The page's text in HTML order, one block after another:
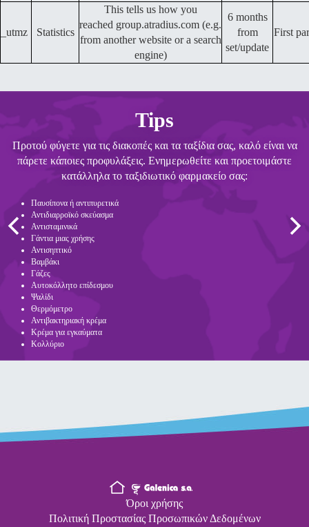
_utmz Statistics
This tells us how you
reached group.atradius.com (e.g.
from another website or a search
engine)
6 months
from
set/update
First
Tips
Προτού φύγετε για τις διακοπές και τα ταξίδια σας, καλό είναι να
πάρετε κάποιες προφυλάξεις. Ενημερωθείτε και προετοιμάστε
κατάλληλα το ταξιδιωτικό φαρμακείο σας:
Παυσίπονα ή αντιπυρετικά
Αντιδιαρροϊκό σκεύασμα
Αντισταμινικά
Γάντια μιας χρήσης
Αντισηπτικό
Βαμβάκι
Γάζες
Αυτοκόλλητο επίδεσμου
Ψαλίδι
Θερμόμετρο
Αντιβακτηριακή κρέμα
Κρέμα για εγκαύματα
Κολλύριο
Όροι χρήσης
Πολιτική Προστασίας Προσωπικών Δεδομένων